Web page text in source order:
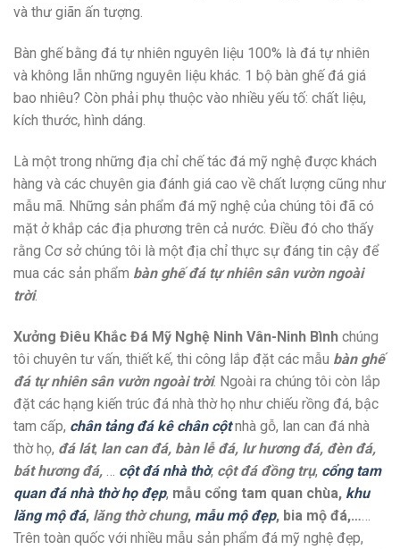
và thư giãn ấn tượng.
Bàn ghế bằng đá tự nhiên nguyên liệu 100% là đá tự nhiên
và không lẫn những nguyên liệu khác. 1 bộ bàn ghế đá giá
bao nhiêu? Còn phải phụ thuộc vào nhiều yếu tố: chất liệu,
kích thước, hình dáng.
Là một trong những địa chỉ chế tác đá mỹ nghệ được khách
hàng và các chuyên gia đánh giá cao về chất lượng cũng như
mẫu mã. Những sản phẩm đá mỹ nghệ của chúng tôi đã có
mặt ở khắp các địa phương trên cả nước. Điều đó cho thấy
rằng Cơ sở chúng tôi là một địa chỉ thực sự đáng tin cậy để
mua các sản phẩm bàn ghế đá tự nhiên sân vườn ngoài
trời.
Xưởng Điêu Khắc Đá Mỹ Nghệ Ninh Vân-Ninh Bình chúng
tôi chuyên tư vấn, thiết kế, thi công lắp đặt các mẫu bàn ghế
đá tự nhiên sân vườn ngoài trời. Ngoài ra chúng tôi còn lắp
đặt các hạng kiến trúc đá nhà thờ họ như chiếu rồng đá, bậc
tam cấp, chân tảng đá kê chân cộtnhà gỗ, lan can đá nhà
thờ họ, đá lát, lan can đá, bàn lễ đá, lư hương đá, đèn đá,
bát hương đá,
cột đá nhà thờ, cột đá đồng trụ, cổng tam
quan đá nhà thờ họ đẹp, mẫu cổng tam quan chùa, khu
lăng mộ đá, lăng thờ chung, mẫu mộ đẹp, bia mộ đá,…
Trên toàn quốc với nhiều mẫu sản phẩm đá mỹ nghệ đẹp,